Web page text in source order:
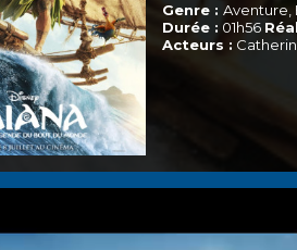
Genre : Aventure,
Durée : 01h56
Acteurs :